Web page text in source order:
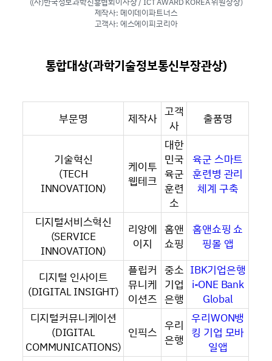
제작사: 메이데이파트너스
고객사: 에스에이피코리아
통합대상(과학기술정보통신부장관상)
부문명 제작사
고객
사
출품명
기술혁신
(TECH
INNOVATION)
케이투
웹테크
대한
민국
육군
훈련
소
육군 스마트
훈련병 관리
체계 구축
디지털서비스혁신
(SERVICE
INNOVATION)
리앙에
이지
홈앤
쇼핑
홈앤쇼핑 쇼
핑몰 앱
디지털 인사이트
(DIGITAL INSIGHT)
플립커
뮤니케
이션즈
중소
기업
은행
IBK기업은행
i-ONE Bank
Global
디지털커뮤니케이션
(DIGITAL
COMMUNICATIONS)
인픽스
우리
은행
우리WON뱅
킹 기업 모바
일앱